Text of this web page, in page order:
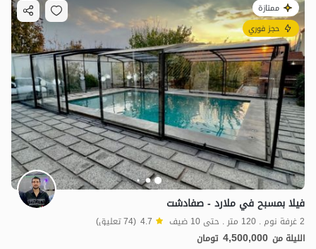
ممتازة
حجز فوري
فيلا بمسبح في ملارد - صفادشت
2 غرفة نوم . 120 متر . حتى 10 ضيف 4.7 (74 تعليق)
الليلة من 4,500,000 تومان